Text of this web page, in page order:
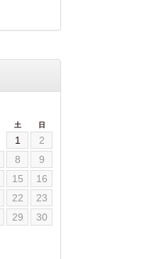
土 日
1
2
8
9
15
16
22
23
29
30